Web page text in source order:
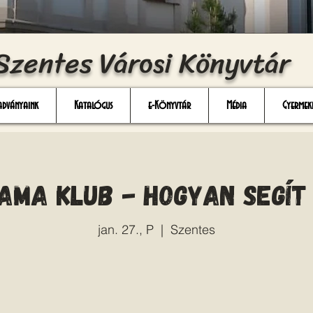
Városi Könyvtár
Katalógus e-Könyvtár Média
Klub - Hogyan
jan. 27., P
  |
Szentes